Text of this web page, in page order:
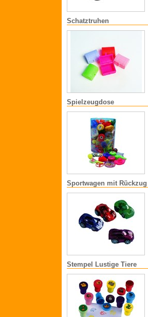
Schatztruhen
Spielzeugdose
Sportwagen mit Rückzug
Stempel Lustige Tiere